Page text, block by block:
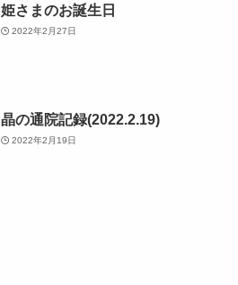
姫さまのお誕生日
2022年2月27日
晶の通院記録(2022.2.19)
2022年2月19日